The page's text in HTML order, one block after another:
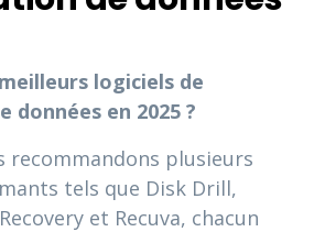
logiciels de
données en 2025 ?
recommandons plusieurs
tels que Disk Drill,
et Recuva, chacun